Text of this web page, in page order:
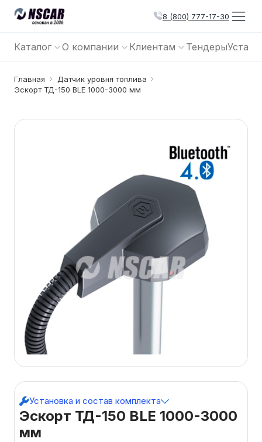
8 (800) 777-17-30
Каталог О компании Клиентам Тендеры
Главная
Датчик уровня топлива
Эскорт ТД-150 BLE 1000-3000 мм
Эскорт ТД-150 BLE 1000-3000
мм
Установка и состав комплекта